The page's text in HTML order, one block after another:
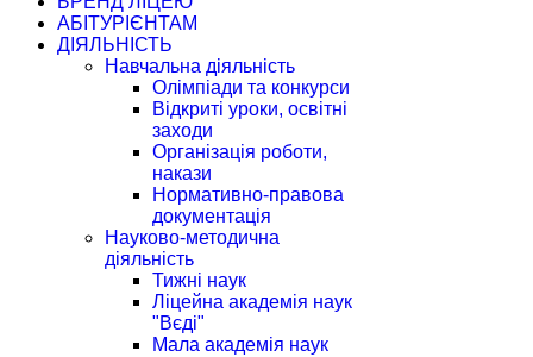
АБІТУРІЄНТАМ
ДІЯЛЬНІСТЬ
Навчальна діяльність
Олімпіади та конкурси
Відкриті уроки, освітні
заходи
Організація роботи,
накази
Нормативно-правова
документація
Науково-методична
діяльність
Тижні наук
Ліцейна академія наук
"Вєді"
Мала академія наук